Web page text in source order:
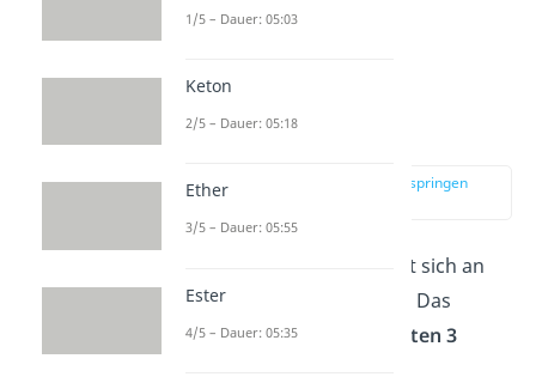
Datenschutzerklärung
Acetalbildung
Mechanismus
zur Stelle im Video springen
schließt sich an
dieHalbacetalbildung
an. Das
folgende Bild fasst die
ersten 3
1/5 – Dauer: 05:03
Keton
2/5 – Dauer: 05:18
Ether
3/5 – Dauer: 05:55
Ester
4/5 – Dauer: 05:35